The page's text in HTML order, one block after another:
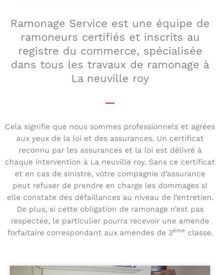
Ramonage Service est une équipe de
ramoneurs certifiés et inscrits au
registre du commerce, spécialisée
dans tous les travaux de ramonage à
La neuville roy
Cela signifie que nous sommes professionnels et agrées
aux yeux de la loi et des assurances. Un certificat
reconnu par les assurances et la loi est délivré à
chaque intervention à La neuville roy. Sans ce certificat
et en cas de sinistre, votre compagnie d’assurance
peut refuser de prendre en charge les dommages si
elle constate des défaillances au niveau de l’entretien.
De plus, si cette obligation de ramonage n’est pas
respectée, le particulier pourra recevoir une amende
forfaitaire correspondant aux amendes de 3ème classe.